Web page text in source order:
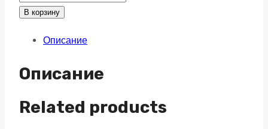
сферическая
45,
В корзину
Описание
Описание
Related products